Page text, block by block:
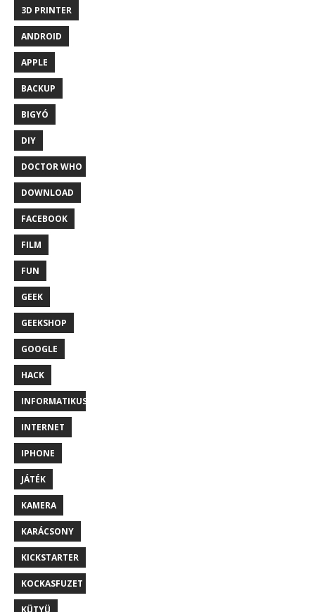
3D PRINTER
ANDROID
APPLE
BACKUP
BIGYÓ
DIY
DOCTOR WHO
DOWNLOAD
FACEBOOK
FILM
FUN
GEEK
GEEKSHOP
GOOGLE
HACK
INFORMATIKUS
INTERNET
IPHONE
JÁTÉK
KAMERA
KARÁCSONY
KICKSTARTER
KOCKASFUZET